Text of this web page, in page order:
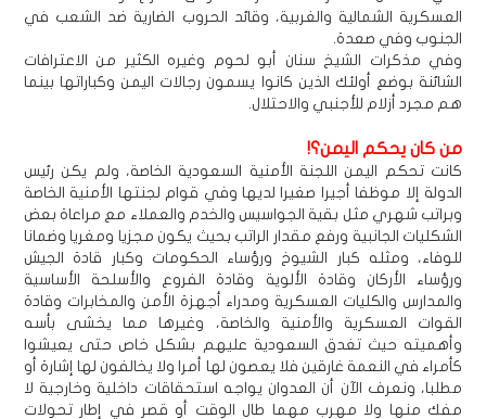
العسكرية الشمالية والغربية، وقائد الحروب الضارية ضد الشعب في
الجنوب وفي صعدة.
وفي مذكرات الشيخ سنان أبو لحوم وغيره الكثير من الاعترافات
الشائنة بوضع أولئك الذين كانوا يسمون رجالات اليمن وكباراتها بينما
هم مجرد أزلام للأجنبي والاحتلال.
من كان يحكم اليمن؟!
كانت تحكم اليمن اللجنة الأمنية السعودية الخاصة، ولم يكن رئيس
الدولة إلا موظفا أجيرا صغيرا لديها وفي قوام لجنتها الأمنية الخاصة
وبراتب شهري مثل بقية الجواسيس والخدم والعملاء مع مراعاة بعض
الشكليات الجانبية ورفع مقدار الراتب بحيث يكون مجزيا ومغريا وضمانا
للوفاء، ومثله كبار الشيوخ ورؤساء الحكومات وكبار قادة الجيش
ورؤساء الأركان وقادة الألوية وقادة الفروع والأسلحة الأساسية
والمدارس والكليات العسكرية ومدراء أجهزة الأمن والمخابرات وقادة
القوات العسكرية والأمنية والخاصة، وغيرها مما يخشى بأسه
وأهميته حيث تغدق السعودية عليهم بشكل خاص حتى يعيشوا
كأمراء في النعمة غارقين فلا يعصون لها أمرا ولا يخالفون لها إشارة أو
مطلبا، ونعرف الآن أن العدوان يواجه استحقاقات داخلية وخارجية لا
مفك منها ولا مهرب مهما طال الوقت أو قصر في إطار تحولات